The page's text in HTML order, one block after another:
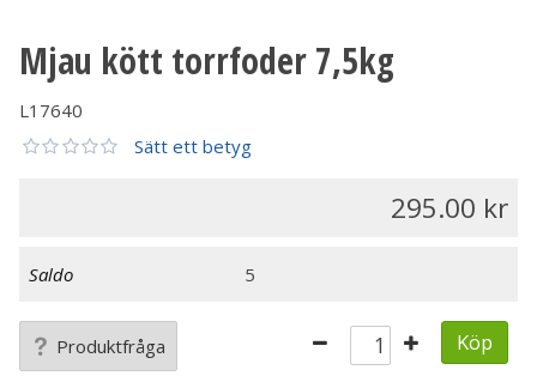
Mjau kött torrfoder 7,5kg
L17640
Sätt ett betyg
295.00
Saldo 5
Produktfråga Köp